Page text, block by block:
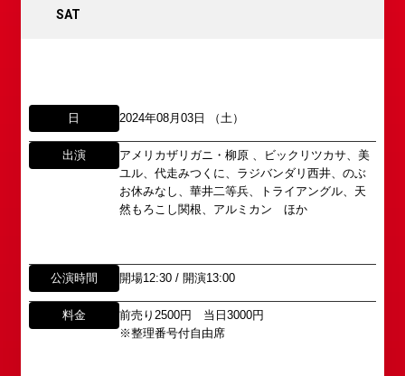
SAT
日 2024年08月03日 （土）
出演
アメリカザリガニ・柳原 、ビックリツカサ、美
ユル、代走みつくに、ラジバンダリ西井、のぶ
お休みなし、華井二等兵、トライアングル、天
然もろこし関根、アルミカン ほか
公演時間 開場12:30 / 開演13:00
料金
前売り2500円 当日3000円
※整理番号付自由席